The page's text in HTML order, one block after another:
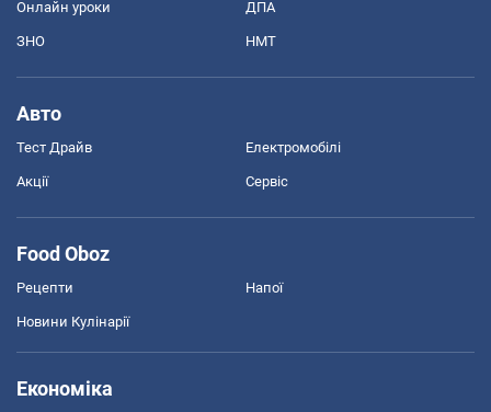
Онлайн уроки ДПА
ЗНО НМТ
Авто
Тест Драйв Електромобілі
Акції Сервіс
Food Oboz
Рецепти Напої
Новини Кулінарії
Економіка